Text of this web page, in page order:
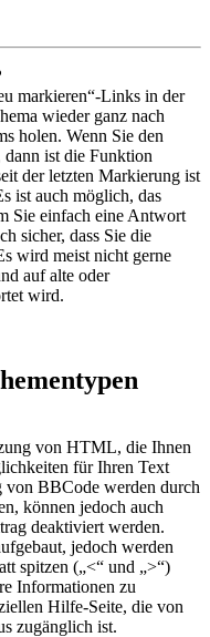
markieren“-Links in der
wieder ganz nach
holen. Wenn Sie den
dann ist die Funktion
der letzten Markierung ist
ist auch möglich, das
Sie einfach eine Antwort
sicher, dass Sie die
wird meist nicht gerne
auf alte oder
wird.
von HTML, die Ihnen
für Ihren Text
von BBCode werden durch
können jedoch auch
deaktiviert werden.
jedoch werden
spitzen („<“ und „>“)
Informationen zu
Hilfe-Seite, die von
zugänglich ist.